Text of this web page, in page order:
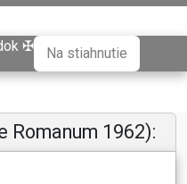
✠ Na stiahnutie
Romanum 1962):